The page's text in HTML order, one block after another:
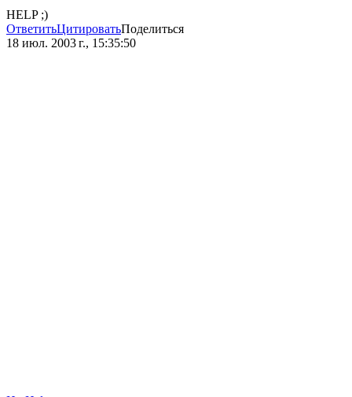
HELP ;)
ОтветитьЦитироватьПоделиться
18 июл. 2003 г., 15:35:50